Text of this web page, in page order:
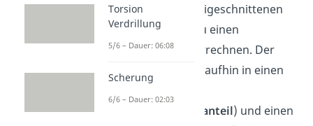
sehr kleinen und freigeschnittenen
Volumenskannst du einen
Spannungsvektor errechnen. Der
Vektor lässt sich daraufhin in einen
Normalspannungsanteil) und einen
Torsion
Verdrillung
5/6 – Dauer: 06:08
Scherung
6/6 – Dauer: 02:03